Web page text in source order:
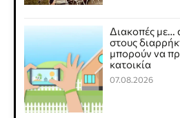
Διακοπές με…
στους
μπορούν να
κατοικία
07.08.2026